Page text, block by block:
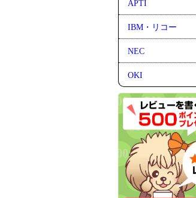
APTI
IBM・リコー
NEC
OKI